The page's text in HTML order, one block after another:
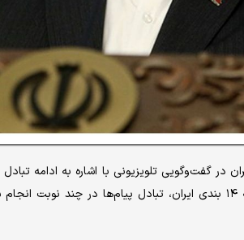
در گفت‌وگویی تلویزیونی با اشاره به ادامه
پاکستان گفت: «بر اساس همان متن اولیه ۱۴ بندی ایران، تبادل